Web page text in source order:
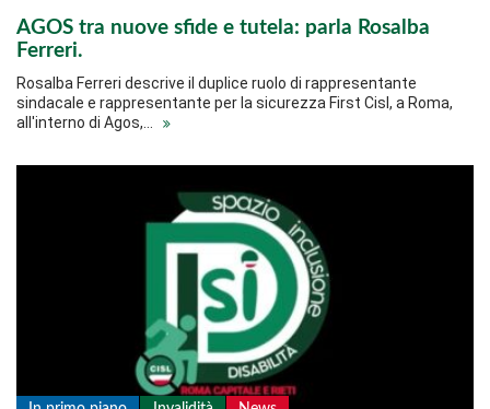
AGOS tra nuove sfide e tutela: parla Rosalba
Ferreri.
Rosalba Ferreri descrive il duplice ruolo di rappresentante
sindacale e rappresentante per la sicurezza First Cisl, a Roma,
all'interno di Agos,…